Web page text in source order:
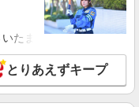
たま市岩槻区・久喜市・
とりあえずキープ